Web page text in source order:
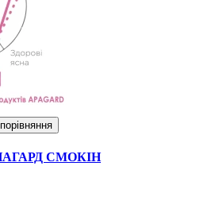
порівняння
СМОКІН